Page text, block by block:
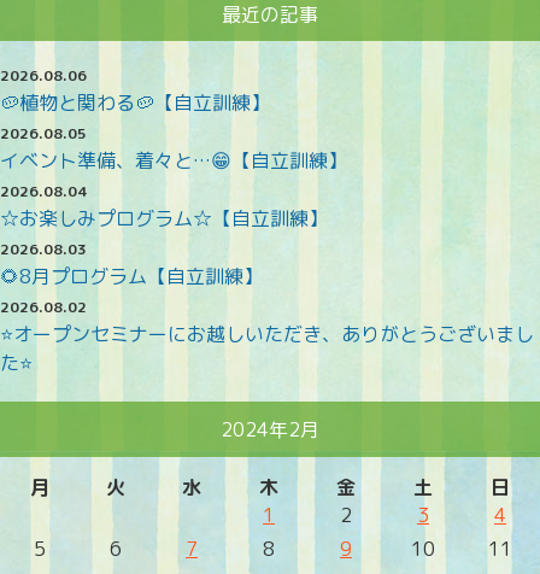
最近の記事
2026.08.06
🥔植物と関わる🥔【自立訓練】
2026.08.05
イベント準備、着々と…😁【自立訓練】
2026.08.04
☆お楽しみプログラム☆【自立訓練】
2026.08.03
🌻8月プログラム【自立訓練】
2026.08.02
⭐オープンセミナーにお越しいただき、ありがとうございまし
た⭐
2024年2月
月 火 水 木 金 土 日
1 2 3
4
5
6 7 8 9 10
11